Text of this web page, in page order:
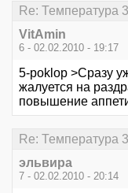
Re: Температура
VitAmin
6 - 02.02.2010 - 19:17
5-poklop >Сразу
жалуется на
повышение
Re: Температура
эльвира
7 - 02.02.2010 - 20:14